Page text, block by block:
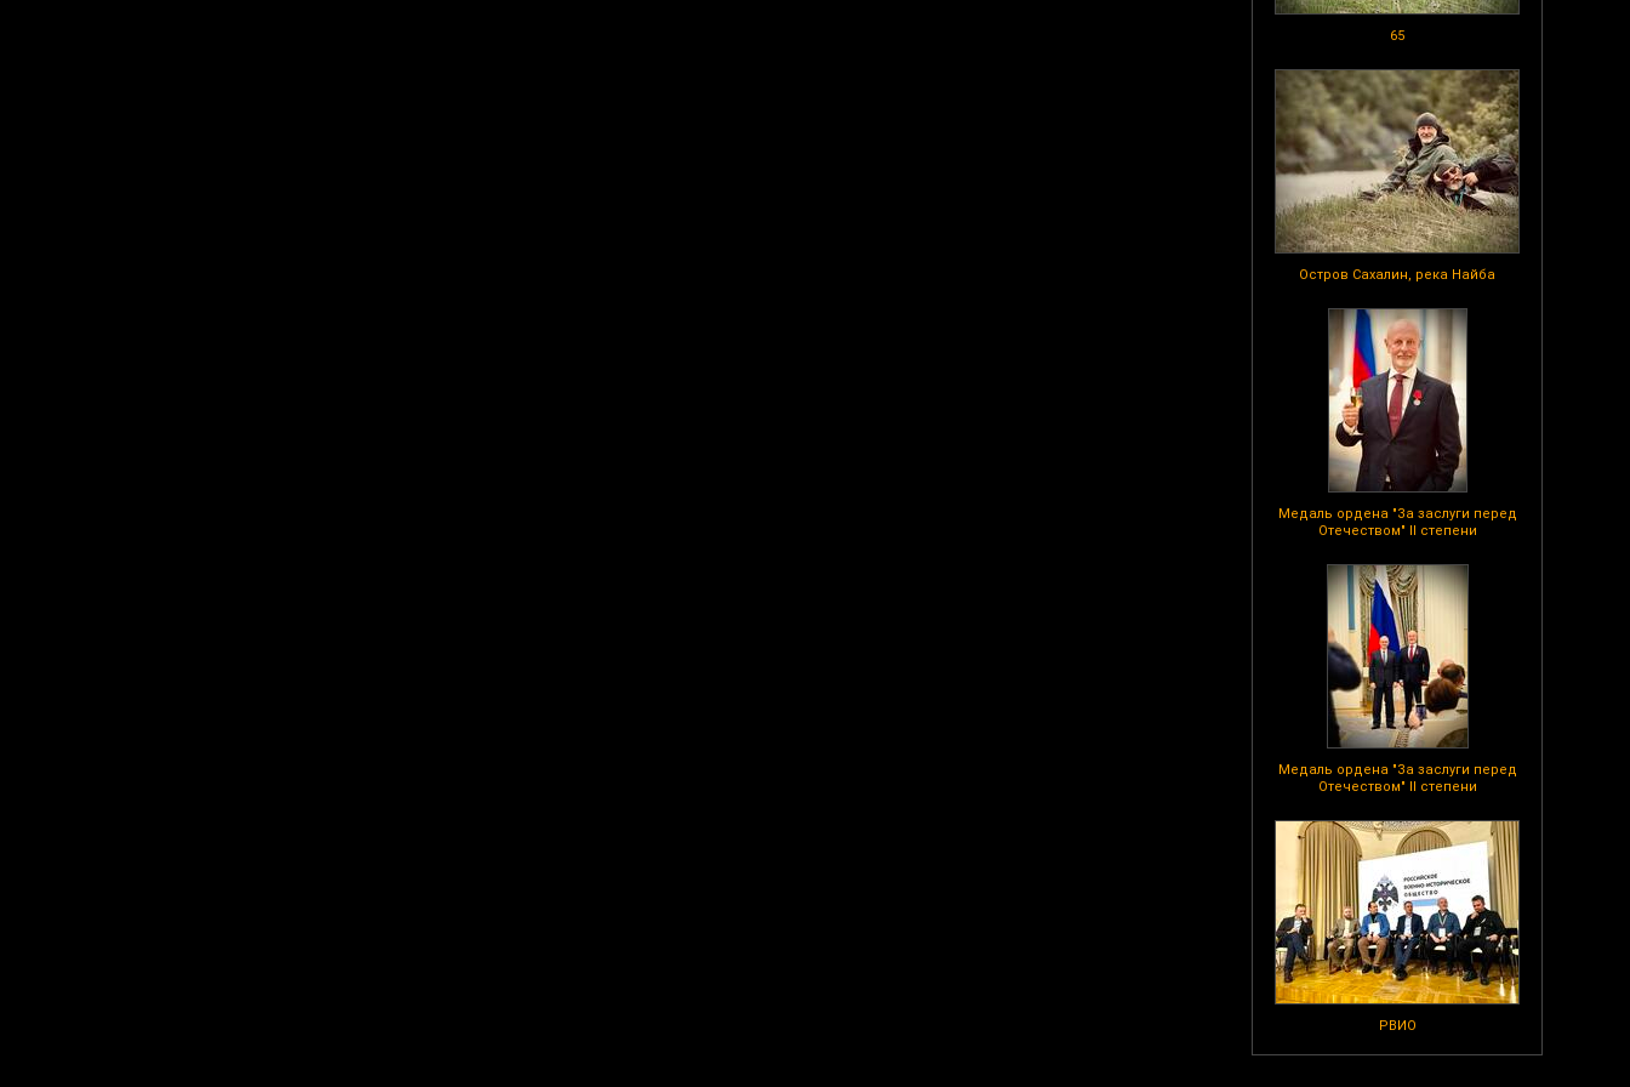
65
Остров Сахалин, река Найба
Медаль ордена "За заслуги перед
Отечеством" II степени
Медаль ордена "За заслуги перед
Отечеством" II степени
РВИО